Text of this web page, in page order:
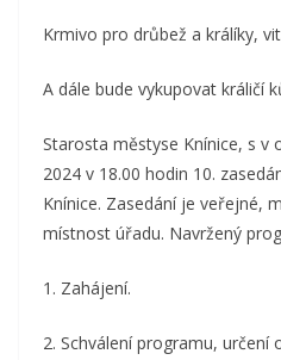
Krmivo pro drůbež a králíky,
A dále bude vykupovat králičí
Starosta městyse Knínice, s v
2024 v 18.00 hodin 10.
Knínice. Zasedání je veřejné,
místnost úřadu. Navržený
1. Zahájení.
2. Schválení programu, určení